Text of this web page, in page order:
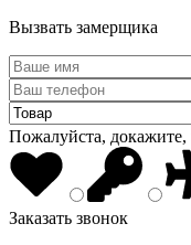
Вызвать замерщика
Пожалуйста,
Заказать звонок